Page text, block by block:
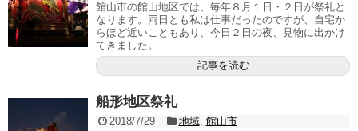
館山市の館山地区では、毎年８月１日・２日が祭礼と
なります。両日とも私は仕事だったのですが、自宅か
らほど近いこともあり、今日２日の夜、見物に出かけ
てきました。
記事を読む
船形地区祭礼
2018/7/29 地域, 館山市